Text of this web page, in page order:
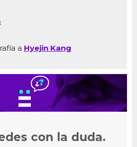
a Hyejin Kang
con la duda.